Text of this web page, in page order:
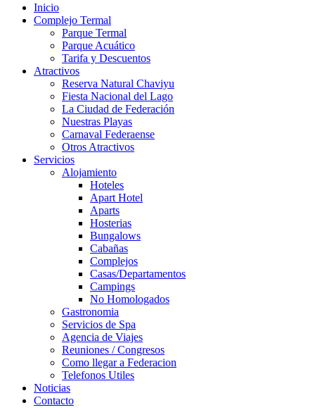
Inicio
Complejo Termal
Parque Termal
Parque Acuático
Tarifa y Descuentos
Atractivos
Reserva Natural Chaviyu
Fiesta Nacional del Lago
La Ciudad de Federación
Nuestras Playas
Carnaval Federaense
Otros Atractivos
Servicios
Alojamiento
Hoteles
Apart Hotel
Aparts
Hosterias
Bungalows
Cabañas
Complejos
Casas/Departamentos
Campings
No Homologados
Gastronomia
Servicios de Spa
Agencia de Viajes
Reuniones / Congresos
Como llegar a Federacion
Telefonos Utiles
Noticias
Contacto